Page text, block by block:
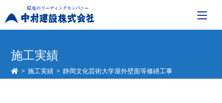
施工実績
> 施工実績 > 静岡文化芸術大学屋外壁面等修繕工事